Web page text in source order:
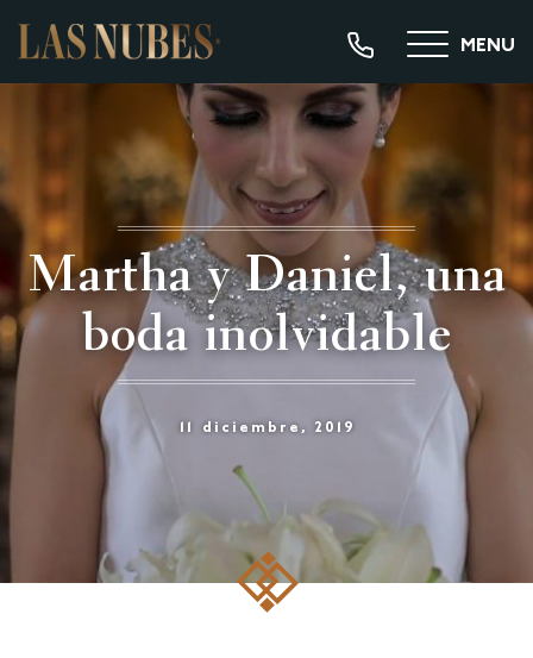
MENU
Martha y Daniel, una
boda inolvidable
11 diciembre, 2019